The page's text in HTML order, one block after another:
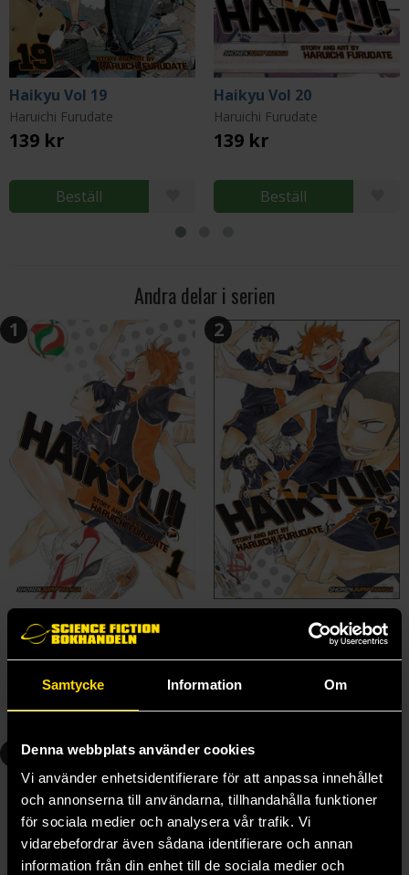
Samtycke Information Om
Denna webbplats använder cookies
Vi använder enhetsidentifierare för att anpassa innehållet
och annonserna till användarna, tillhandahålla funktioner
för sociala medier och analysera vår trafik. Vi
vidarebefordrar även sådana identifierare och annan
information från din enhet till de sociala medier och
Haikyu Vol 19
Haruichi Furudate
139 kr
Beställ
Haikyu Vol 20
Haruichi Furudate
139 kr
Beställ
Andra delar i serien
1
Haikyu Vol 1
Haruichi Furudate
139 kr
Beställ
2
Haruichi Furudate
139 kr
Beställ
4